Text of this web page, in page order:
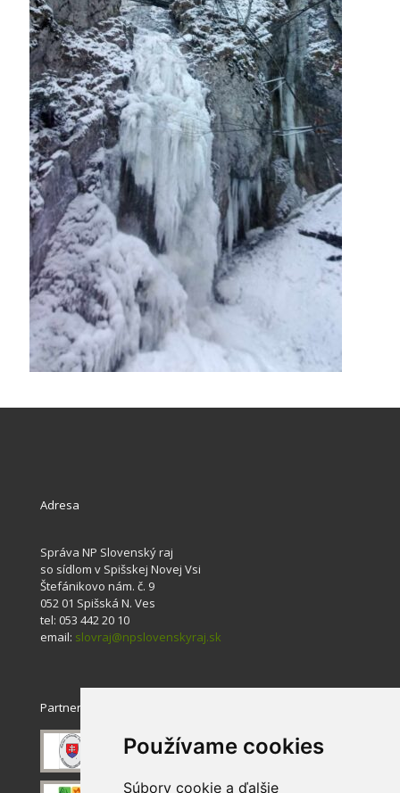
Používame cookies
Súbory cookie a ďalšie
Adresa
Správa NP Slovenský raj
so sídlom v Spišskej Novej Vsi
Štefánikovo nám. č. 9
052 01 Spišská N. Ves
tel: 053 442 20 10
email: slovraj@npslovenskyraj.sk
Partneri